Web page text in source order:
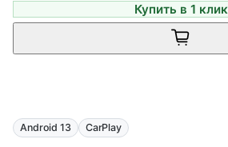
Купить в 1 клик
Android 13 CarPlay